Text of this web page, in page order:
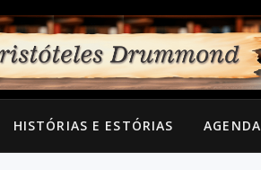
HISTÓRIAS E ESTÓRIAS AGENDA